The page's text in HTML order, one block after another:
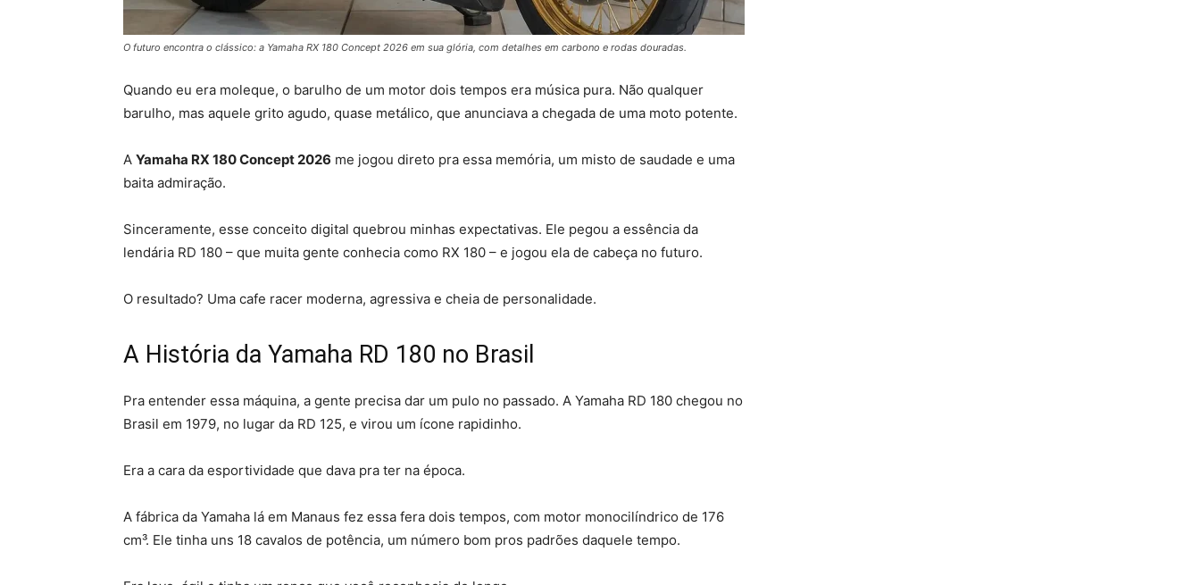
O futuro encontra o clássico: a Yamaha RX 180 Concept 2026 em sua glória, com detalhes em carbono e rodas douradas.
Quando eu era moleque, o barulho de um motor dois tempos era música pura. Não qualquer
barulho, mas aquele grito agudo, quase metálico, que anunciava a chegada de uma moto potente.
A Yamaha RX 180 Concept 2026 me jogou direto pra essa memória, um misto de saudade e uma
baita admiração.
Sinceramente, esse conceito digital quebrou minhas expectativas. Ele pegou a essência da
lendária RD 180 – que muita gente conhecia como RX 180 – e jogou ela de cabeça no futuro.
O resultado? Uma cafe racer moderna, agressiva e cheia de personalidade.
A História da Yamaha RD 180 no Brasil
Pra entender essa máquina, a gente precisa dar um pulo no passado. A Yamaha RD 180 chegou no
Brasil em 1979, no lugar da RD 125, e virou um ícone rapidinho.
Era a cara da esportividade que dava pra ter na época.
A fábrica da Yamaha lá em Manaus fez essa fera dois tempos, com motor monocilíndrico de 176
cm³. Ele tinha uns 18 cavalos de potência, um número bom pros padrões daquele tempo.